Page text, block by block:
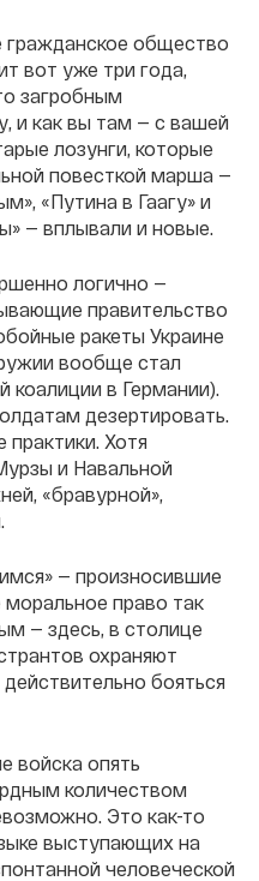
гражданское общество
вот уже три года,
загробным
и как вы там — с вашей
лозунги, которые
повесткой марша —
«Путина в Гаагу» и
— вплывали и новые.
логично —
правительство
ракеты Украине
вообще стал
коалиции в Германии).
дезертировать.
Хотя
и Навальной
«бравурной»,
— произносившие
право так
— здесь, в столице
охраняют
бояться
войска опять
количеством
Это как-то
выступающих на
человеческой